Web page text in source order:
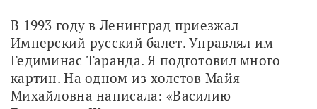
В 1993 году в Ленинград приезжал
Имперский русский балет. Управлял им
Гедиминас Таранда. Я подготовил много
картин. На одном из холстов Майя
Михайловна написала: «Василию